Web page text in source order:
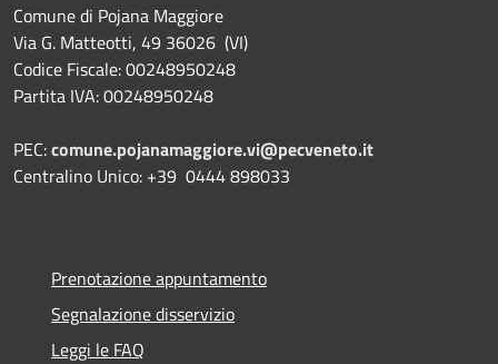
Comune di Pojana Maggiore
Via G. Matteotti, 49 36026 (VI)
Codice Fiscale: 00248950248
Partita IVA: 00248950248
PEC:comune.pojanamaggiore.vi@pecveneto.it
Centralino Unico: +39 0444 898033
Prenotazione appuntamento
Segnalazione disservizio
Leggi le FAQ